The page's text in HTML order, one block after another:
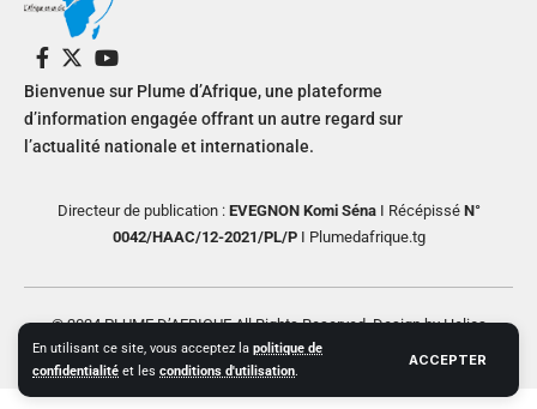
En utilisant ce site, vous acceptez la politique de
confidentialité et les conditions d'utilisation.
ACCEPTER
Bienvenue sur Plume d’Afrique, une plateforme
d’information engagée offrant un autre regard sur
l’actualité nationale et internationale.
Directeur de publication : EVEGNON Komi SénaI RécépisséN°
0042/HAAC/12-2021/PL/PI Plumedafrique.tg
© 2024 PLUME D’AFRIQUE All Rights Reserved. Design by Helios
Creative